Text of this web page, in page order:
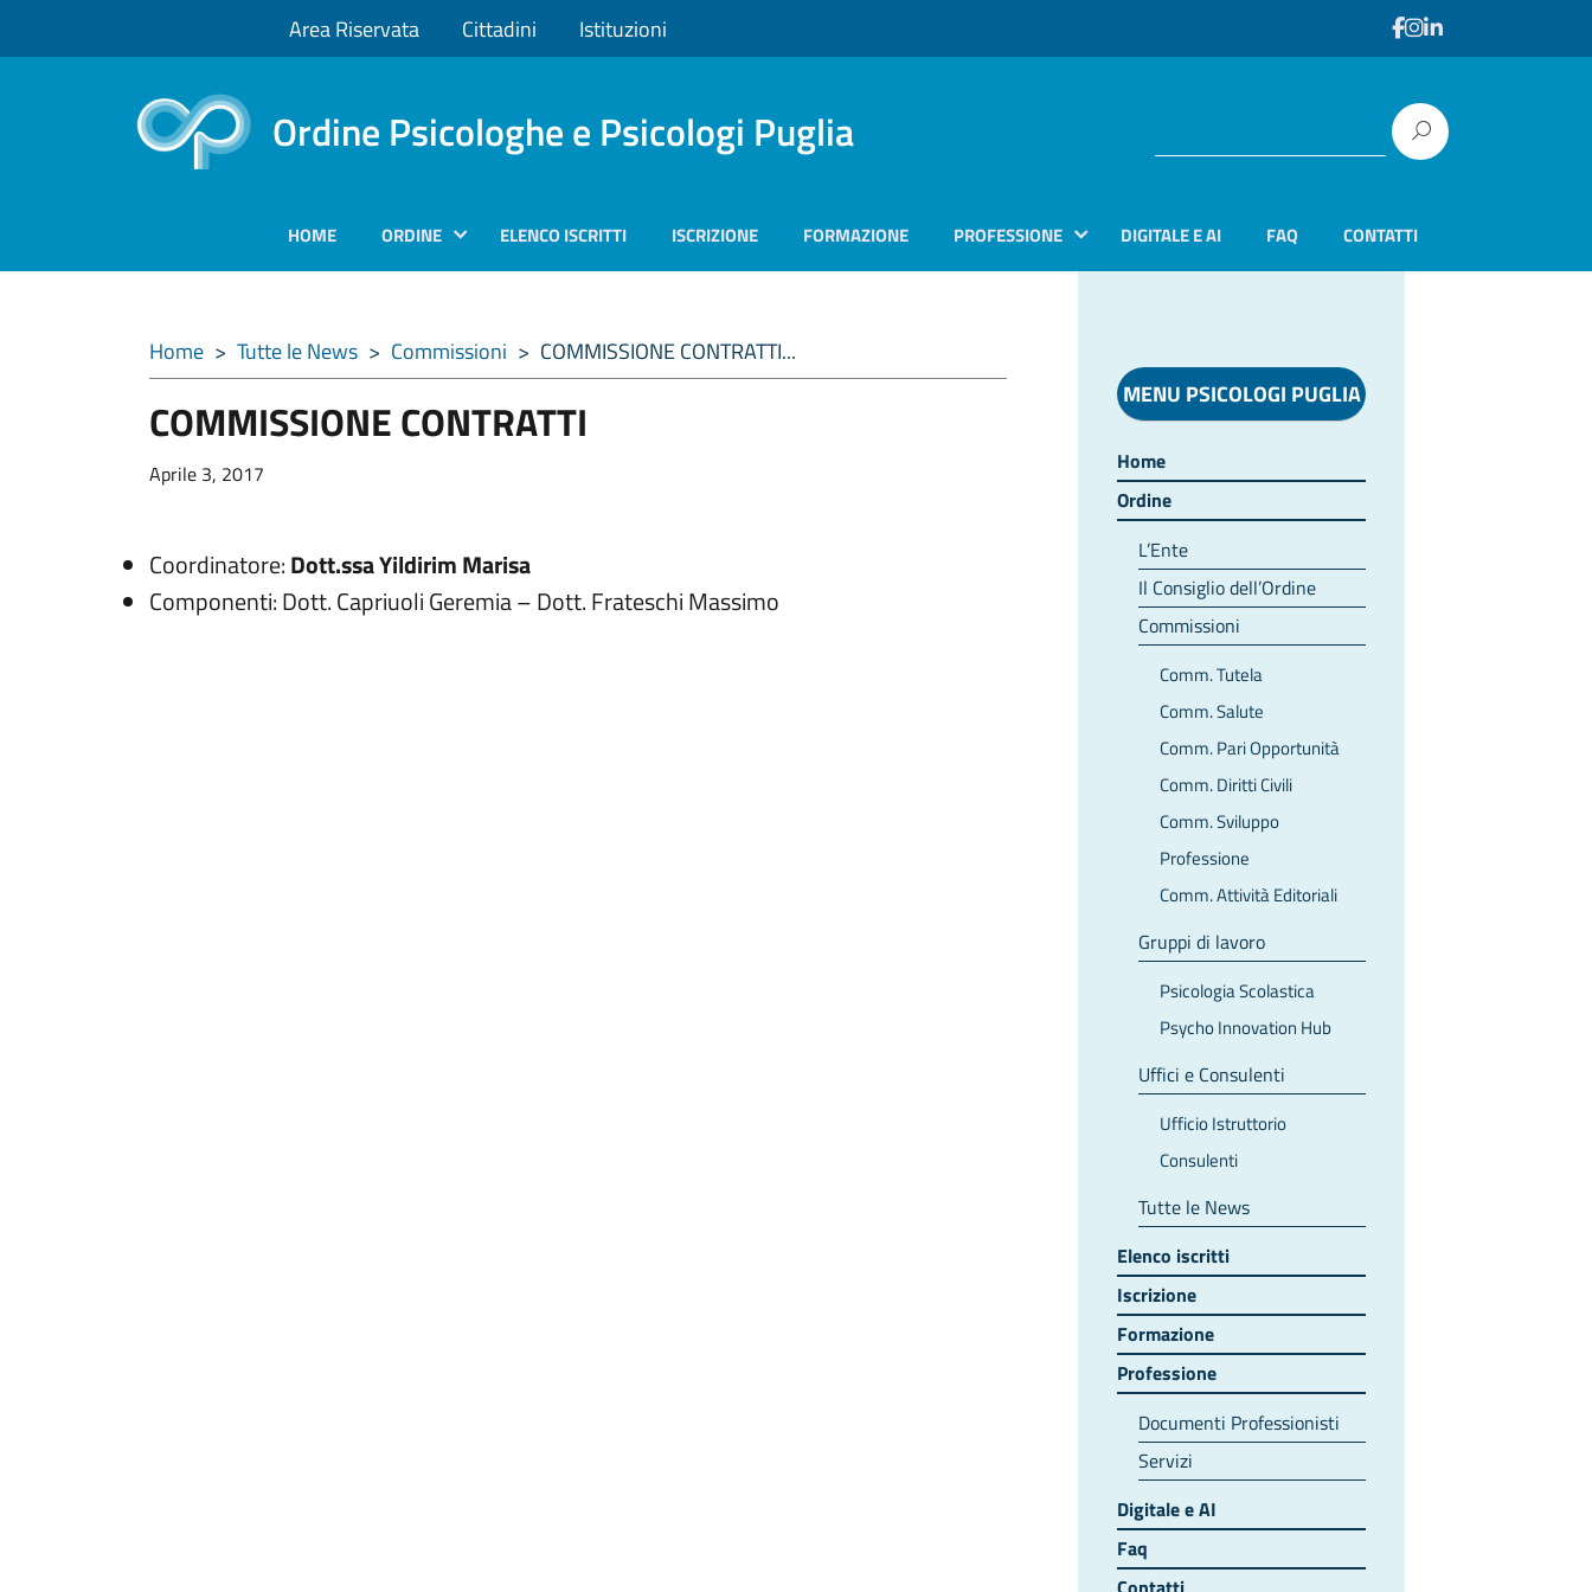
Area Riservata Cittadini Istituzioni
Ordine Psicologhe e Psicologi Puglia
HOME ORDINE ELENCO ISCRITTI ISCRIZIONE FORMAZIONE PROFESSIONE DIGITALE E AI FAQ CONTATTI
Home > Tutte le News > Commissioni > COMMISSIONE CONTRATTI...
COMMISSIONE CONTRATTI
Aprile 3, 2017
Coordinatore:Dott.ssa Yildirim Marisa
Componenti: Dott. Capriuoli Geremia – Dott. Frateschi Massimo
MENU PSICOLOGI PUGLIA
Home
Ordine
L’Ente
Il Consiglio dell’Ordine
Commissioni
Comm. Tutela
Comm. Salute
Comm. Pari Opportunità
Comm. Diritti Civili
Comm. Sviluppo
Professione
Comm. Attività Editoriali
Gruppi di lavoro
Psicologia Scolastica
Psycho Innovation Hub
Uffici e Consulenti
Ufficio Istruttorio
Consulenti
Tutte le News
Elenco iscritti
Iscrizione
Formazione
Professione
Documenti Professionisti
Servizi
Digitale e AI
Faq